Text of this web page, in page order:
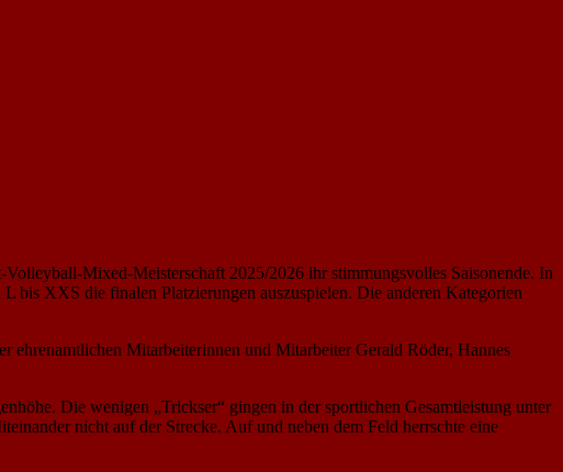
Mixed-Meisterschaft 2025/2026 ihr stimmungsvolles Saisonende. In
bis XXS die finalen Platzierungen auszuspielen. Die anderen Kategorien
ehrenamtlichen Mitarbeiterinnen und Mitarbeiter Gerald Röder, Hannes
Die wenigen „Trickser“ gingen in der sportlichen Gesamtleistung unter
nicht auf der Strecke. Auf und neben dem Feld herrschte eine